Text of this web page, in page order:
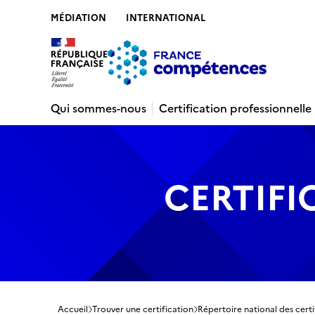
MÉDIATION INTERNATIONAL
Qui sommes-nous
Certification professionnelle
Accueil Trouver une certification Répertoire national des